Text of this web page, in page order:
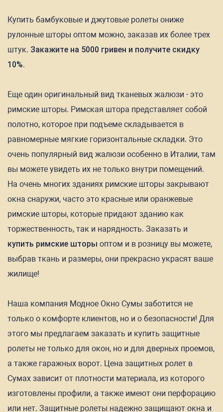
Купить бамбуковые и джутовые ролеты ониже
рулонные шторы оптом можно, заказав их более трех
штук. Закажите на 5000 гривен и получите скидку
10%.
Еще один оригинальный вид тканевых жалюзи - это
римские шторы. Римская штора представляет собой
полотно, которое при подъеме складывается в
равномерные мягкие горизонтальные складки. Это
очень популярный вид жалюзи особенно в Италии, там
вы можете увидеть их не только внутри помещений.
На очень многих зданиях римские шторы закрывают
окна снаружи, часто это красные или оранжевые
римские шторы, которые придают зданию как
торжественность, так и нарядность. Заказать и
купить римские шторы оптом и в розницу вы можете,
выбрав ткань и размеры, они прекрасно украсят ваше
жилище!
Наша компания Модное Окно Сумы заботится не
только о комфорте клиентов, но и о безопасности! Для
этого мы предлагаем заказать и купить защитные
ролеты не только для окон, но и для дверных проемов,
а также гаражных ворот. Цена защитных ролет в
Сумах зависит от плотности материала, из которого
изготовлены профили, а также имеют они перфорацию
или нет. Защитные ролеты надежно защищают окна и